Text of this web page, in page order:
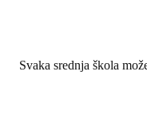
Svaka srednja škola